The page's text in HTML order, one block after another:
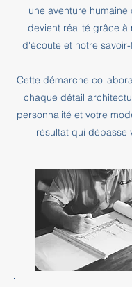
une aventure humaine
devient réalité grâce à
d'écoute et notre
Cette démarche
chaque détail
personnalité et votre
résultat qui dépasse